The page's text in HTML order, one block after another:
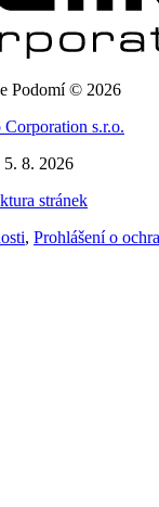
Podomí © 2026
s.r.o.
5. 8. 2026
stránek
, Prohlášení o